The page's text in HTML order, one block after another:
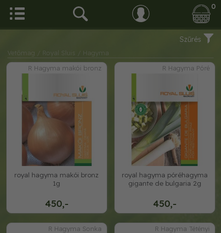
0
Szűrés
Vetőmag / Royal Sluis
/ Hagyma
R Hagyma makói bronz
450,-
royal hagyma makói bronz
1g
R Hagyma Póré
450,-
royal hagyma póréhagyma
gigante de bulgaria 2g
R Hagyma Sonka R Hagyma Tétényi